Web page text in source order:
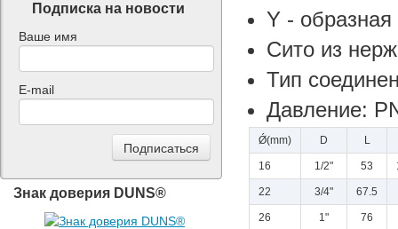
Y -
Сито из
Тип
Давление:
Ǿ(mm) D L
16 1/2" 53
22 3/4" 67.5
26 1" 76
Подписка на новости
Ваше имя
E-mail
Знак доверия DUNS®